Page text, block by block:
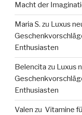
Macht der
Maria S. zu Luxus
Enthusiasten
Belencita zu Luxus
Enthusiasten
Valen zu Vitamine